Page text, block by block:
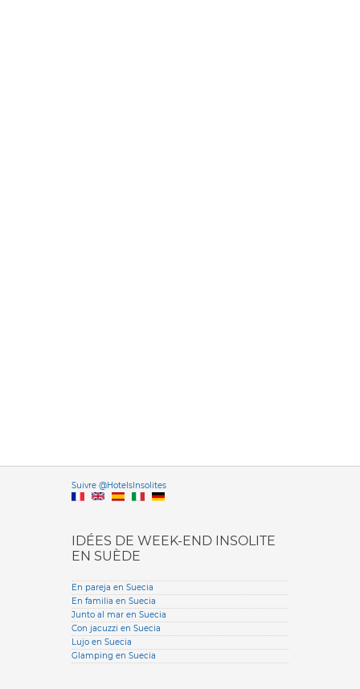
Suivre @HotelsInsolitesVersione
IDÉES DE WEEK-END INSOLITE
EN SUÈDE
En pareja en Suecia
En familia en Suecia
Junto al mar en Suecia
Con jacuzzi en Suecia
Lujo en Suecia
Glamping en Suecia